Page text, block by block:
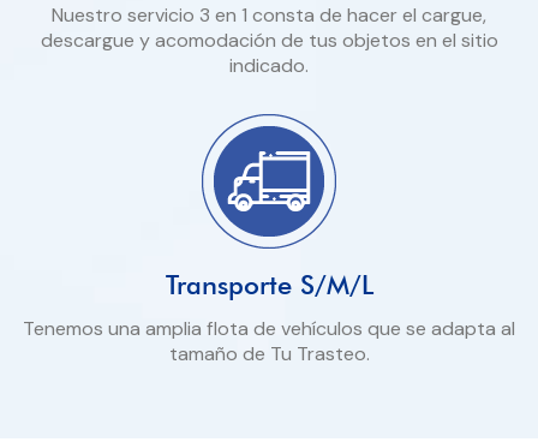
Nuestro servicio 3 en 1 consta de hacer el cargue,
descargue y acomodación de tus objetos en el sitio
indicado.
Transporte S/M/L
Tenemos una amplia flota de vehículos que se adapta al
tamaño de Tu Trasteo.